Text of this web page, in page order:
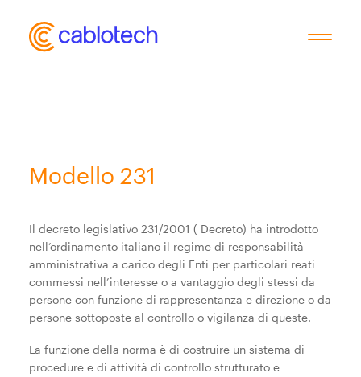
Servizi
Industrie
News
Contatti
Modello 231
Il decreto legislativo 231/2001 ( Decreto) ha introdotto
nell’ordinamento italiano il regime di responsabilità
amministrativa a carico degli Enti per particolari reati
commessi nell’interesse o a vantaggio degli stessi da
persone con funzione di rappresentanza e direzione o da
persone sottoposte al controllo o vigilanza di queste.
La funzione della norma è di costruire un sistema di
procedure e di attività di controllo strutturato e